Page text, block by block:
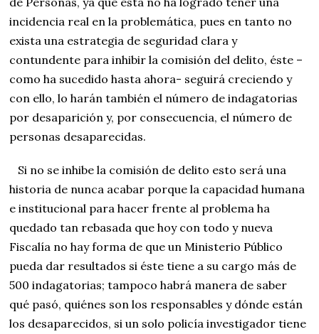
incidencia real en la problemática, pues en tanto no
exista una estrategia de seguridad clara y
contundente para inhibir la comisión del delito, éste –
como ha sucedido hasta ahora- seguirá creciendo y
con ello, lo harán también el número de indagatorias
por desaparición y, por consecuencia, el número de
personas desaparecidas.
Si no se inhibe la comisión de delito esto será una
historia de nunca acabar porque la capacidad humana
e institucional para hacer frente al problema ha
quedado tan rebasada que hoy con todo y nueva
Fiscalía no hay forma de que un Ministerio Público
pueda dar resultados si éste tiene a su cargo más de
500 indagatorias; tampoco habrá manera de saber
qué pasó, quiénes son los responsables y dónde están
los desaparecidos, si un solo policía investigador tiene